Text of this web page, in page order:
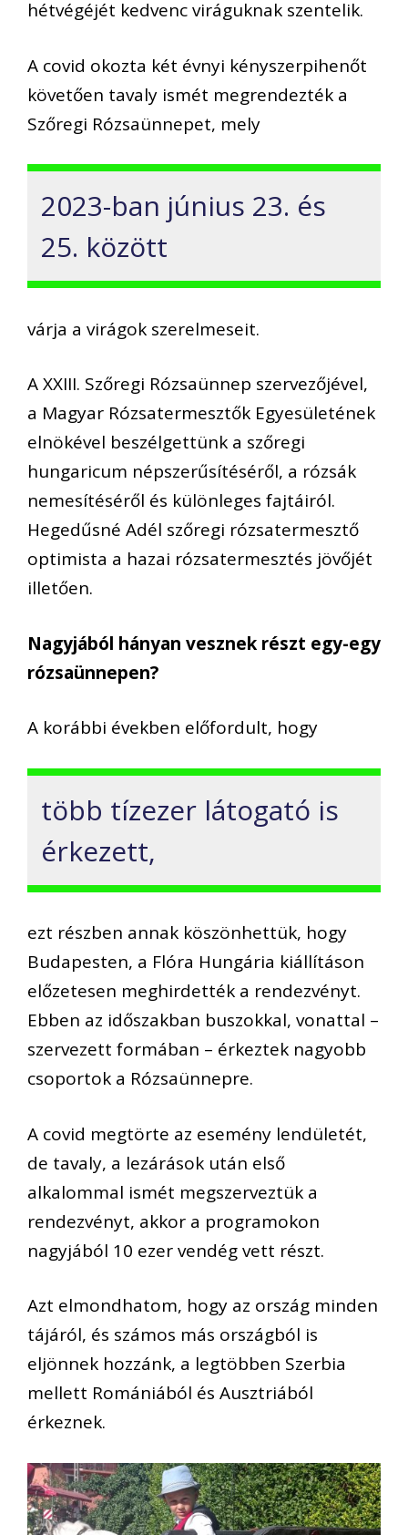
hétvégéjét kedvenc viráguknak szentelik.
A covid okozta két évnyi kényszerpihenőt
követően tavaly ismét megrendezték a
Szőregi Rózsaünnepet, mely
2023-ban június 23. és
25. között
várja a virágok szerelmeseit.
A XXIII. Szőregi Rózsaünnep szervezőjével,
a Magyar Rózsatermesztők Egyesületének
elnökével beszélgettünk a szőregi
hungaricum népszerűsítéséről, a rózsák
nemesítéséről és különleges fajtáiról.
Hegedűsné Adél szőregi rózsatermesztő
optimista a hazai rózsatermesztés jövőjét
illetően.
Nagyjából hányan vesznek részt egy-egy
rózsaünnepen?
A korábbi években előfordult, hogy
több tízezer látogató is
érkezett,
ezt részben annak köszönhettük, hogy
Budapesten, a Flóra Hungária kiállításon
előzetesen meghirdették a rendezvényt.
Ebben az időszakban buszokkal, vonattal –
szervezett formában – érkeztek nagyobb
csoportok a Rózsaünnepre.
A covid megtörte az esemény lendületét,
de tavaly, a lezárások után első
alkalommal ismét megszerveztük a
rendezvényt, akkor a programokon
nagyjából 10 ezer vendég vett részt.
Azt elmondhatom, hogy az ország minden
tájáról, és számos más országból is
eljönnek hozzánk, a legtöbben Szerbia
mellett Romániából és Ausztriából
érkeznek.